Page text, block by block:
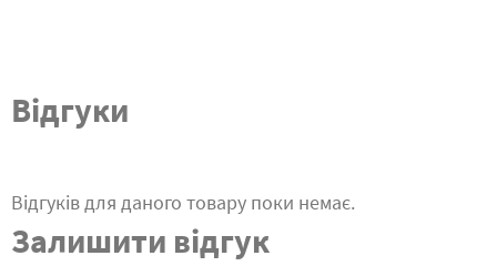
Відгуки
Відгуків для даного товару поки немає.
Залишити відгук